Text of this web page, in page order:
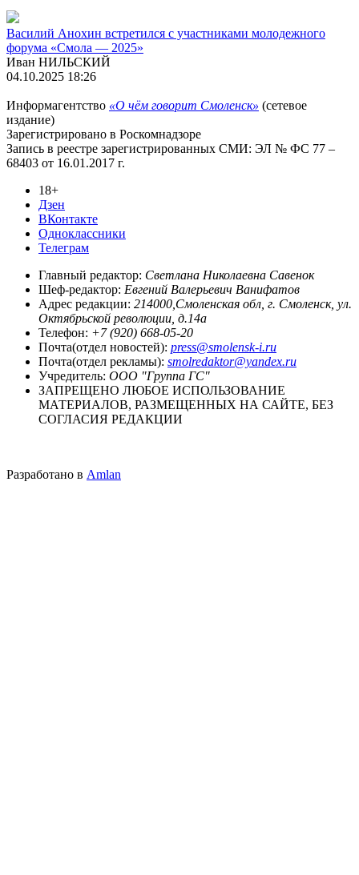
Василий Анохин встретился с участниками молодежного
форума «Смола — 2025»
Иван НИЛЬСКИЙ
04.10.2025 18:26
Информагентство «О чём говорит Смоленск» (сетевое
издание)
Зарегистрировано в Роскомнадзоре
Запись в реестре зарегистрированных СМИ: ЭЛ № ФС 77 –
68403 от 16.01.2017 г.
18+
Дзен
ВКонтакте
Одноклассники
Телеграм
Главный редактор: Светлана Николаевна Савенок
Шеф-редактор: Евгений Валерьевич Ванифатов
Адрес редакции: 214000,Смоленская обл, г. Смоленск, ул.
Октябрьской революции, д.14а
Телефон: +7 (920) 668-05-20
Почта(отдел новостей): press@smolensk-i.ru
Почта(отдел рекламы): smolredaktor@yandex.ru
Учредитель: ООО "Группа ГС"
ЗАПРЕЩЕНО ЛЮБОЕ ИСПОЛЬЗОВАНИЕ
МАТЕРИАЛОВ, РАЗМЕЩЕННЫХ НА САЙТЕ, БЕЗ
СОГЛАСИЯ РЕДАКЦИИ
Разработано в Amlan